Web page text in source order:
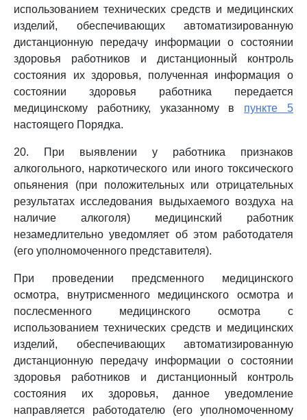
использованием технических средств и медицинских
изделий, обеспечивающих автоматизированную
дистанционную передачу информации о состоянии
здоровья работников и дистанционный контроль
состояния их здоровья, полученная информация о
состоянии здоровья работника передается
медицинскому работнику, указанному в пункте 5
настоящего Порядка.
20. При выявлении у работника признаков
алкогольного, наркотического или иного токсического
опьянения (при положительных или отрицательных
результатах исследования выдыхаемого воздуха на
наличие алкоголя) медицинский работник
незамедлительно уведомляет об этом работодателя
(его уполномоченного представителя).
При проведении предсменного медицинского
осмотра, внутрисменного медицинского осмотра и
послесменного медицинского осмотра с
использованием технических средств и медицинских
изделий, обеспечивающих автоматизированную
дистанционную передачу информации о состоянии
здоровья работников и дистанционный контроль
состояния их здоровья, данное уведомление
направляется работодателю (его уполномоченному